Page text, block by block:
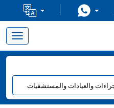
Toggle
navigation